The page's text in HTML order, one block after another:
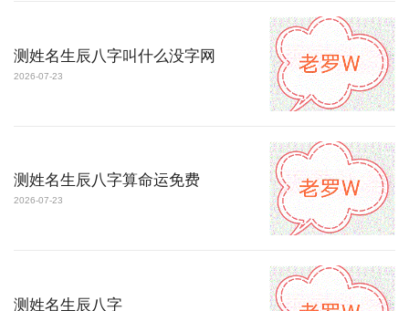
测姓名生辰八字叫什么没字网
2026-07-23
测姓名生辰八字算命运免费
2026-07-23
测姓名生辰八字